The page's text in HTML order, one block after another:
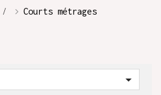
Courts métrages
